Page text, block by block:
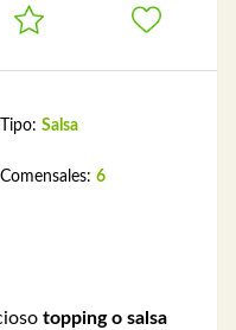
Tipo: Salsa
Comensales: 6
topping o salsa